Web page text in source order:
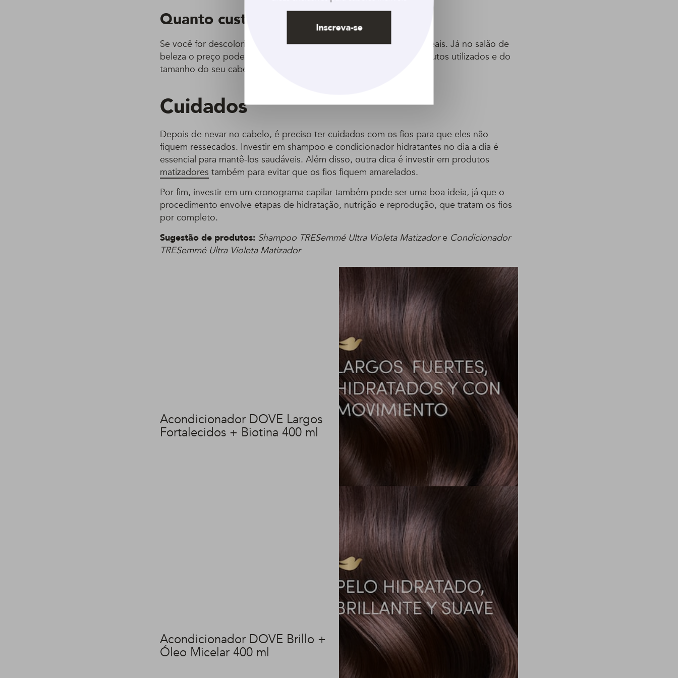
Quanto custa
Se você for descolorir o cabelo em casa, vai gastar, em média, 60 reais. Já no salão de
beleza o preço pode variar já que vai depender do salão, dos produtos utilizados e do
tamanho do seu cabelo. Mas não vai sair menos do que 100 reais.
Cuidados
Depois de nevar no cabelo, é preciso ter cuidados com os fios para que eles não
fiquem ressecados. Investir em shampoo e condicionador hidratantes no dia a dia é
essencial para mantê-los saudáveis. Além disso, outra dica é investir em produtos
matizadores também para evitar que os fios fiquem amarelados.
Por fim, investir em um cronograma capilar também pode ser uma boa ideia, já que o
procedimento envolve etapas de hidratação, nutrição e reprodução, que tratam os fios
por completo.
Sugestão de produtos: Shampoo TRESemmé Ultra Violeta Matizadore Condicionador
TRESemmé Ultra Violeta Matizador
Acondicionador DOVE Largos
Fortalecidos + Biotina 400 ml
Acondicionador DOVE Brillo +
Óleo Micelar 400 ml
Inscreva-se